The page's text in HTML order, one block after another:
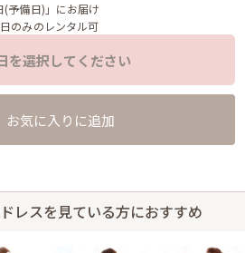
予備日)」にお届け
のみのレンタル可
を選択してください
お気に入りに追加
レスを見ている方におすすめ